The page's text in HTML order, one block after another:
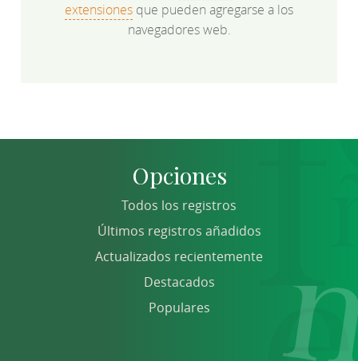
extensiones que pueden agregarse a los
navegadores web.
Opciones
Todos los registros
Últimos registros añadidos
Actualizados recientemente
Destacados
Populares